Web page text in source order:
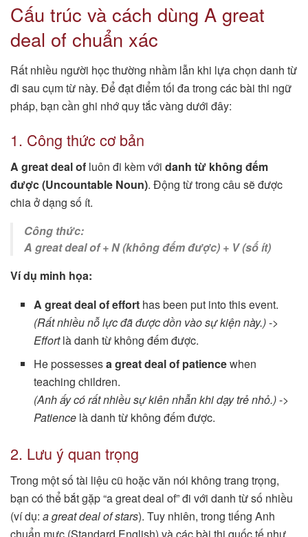
Cấu trúc và cách dùng A great
deal of chuẩn xác
Rất nhiều người học thường nhầm lẫn khi lựa chọn danh từ
đi sau cụm từ này. Để đạt điểm tối đa trong các bài thi ngữ
pháp, bạn cần ghi nhớ quy tắc vàng dưới đây:
1. Công thức cơ bản
A great deal of luôn đi kèm với danh từ không đếm
được (Uncountable Noun). Động từ trong câu sẽ được
chia ở dạng số ít.
Công thức:
A great deal of + N (không đếm được) + V (số ít)
Ví dụ minh họa:
A great deal of effort has been put into this event.
(Rất nhiều nỗ lực đã được dồn vào sự kiện này.)->
Effortlà danh từ không đếm được.
He possessesa great deal of patiencewhen
teaching children.
(Anh ấy có rất nhiều sự kiên nhẫn khi dạy trẻ nhỏ.)->
Patience là danh từ không đếm được.
2. Lưu ý quan trọng
Trong một số tài liệu cũ hoặc văn nói không trang trọng,
bạn có thể bắt gặp “a great deal of” đi với danh từ số nhiều
(ví dụ: a great deal of stars). Tuy nhiên, trong tiếng Anh
chuẩn mực (Standard English) và các bài thi quốc tế như